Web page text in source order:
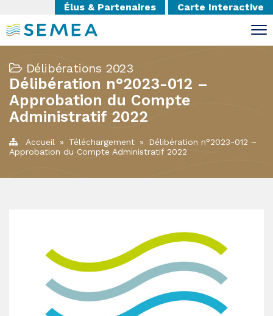
Élus & Partenaires Carte Interactive
Délibérations 2023
Délibération n°2023-012 –
Approbation du Compte
Administratif 2022
Accueil » Téléchargement »
Délibération n°2023-012 –
Approbation du Compte Administratif 2022
Partager la page sur :